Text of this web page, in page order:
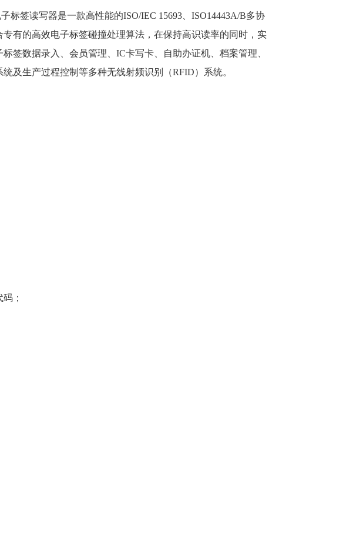
标签读写器是一款高性能的ISO/IEC 15693、ISO14443A/B多协
有的高效电子标签碰撞处理算法，在保持高识读率的同时，实
签数据录入、会员管理、IC卡写卡、自助办证机、档案管理、
及生产过程控制等多种无线射频识别（RFID）系统。
；